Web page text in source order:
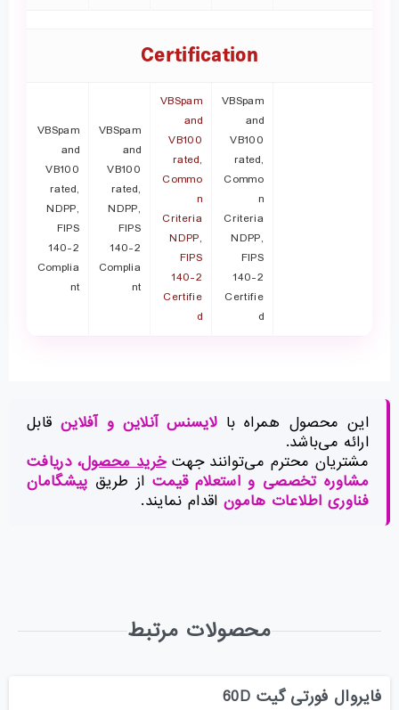
Certification
VBSpam
and
VB100
rated,
Commo
n
Criteria
NDPP,
FIPS
140-2
Certifie
d
VBSpam
and
VB100
rated,
Commo
n
Criteria
NDPP,
FIPS
140-2
Certifie
d
VBSpam
and
VB100
rated,
NDPP,
FIPS
140-2
Complia
nt
VBSpam
and
VB100
rated,
NDPP,
FIPS
140-2
Complia
nt
این محصول همراه بالایسنس آنلاین و آفلاینقابل
ارائه می‌باشد.
مشتریان محترم می‌توانند جهتخرید محصول، دریافت
مشاوره تخصصی و استعلام قیمت از طریق پیشگامان
فناوری اطلاعات هامون اقدام نمایند.
محصولات مرتبط
فایروال فورتی گیت 60D